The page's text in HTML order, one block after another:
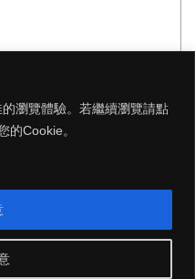
瀏覽體驗。若繼續瀏覽請點
的Cookie。
振作雲科技